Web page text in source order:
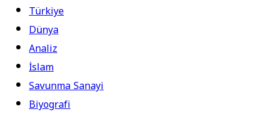
Türkiye
Dünya
Analiz
İslam
Savunma Sanayi
Biyografi